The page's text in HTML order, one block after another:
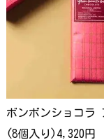
ボンボンショコラ
(8個入り)4,320円